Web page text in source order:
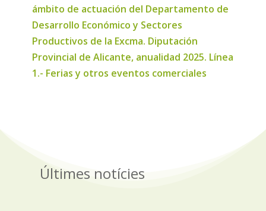
ámbito de actuación del Departamento de
Desarrollo Económico y Sectores
Productivos de la Excma. Diputación
Provincial de Alicante, anualidad 2025. Línea
1.- Ferias y otros eventos comerciales
Últimes notícies